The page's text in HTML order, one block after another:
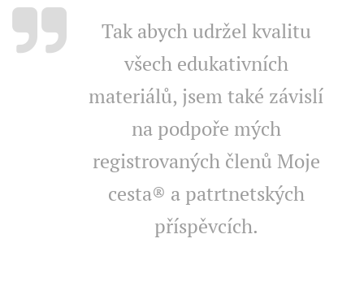
Tak abych udržel kvalitu
všech edukativních
materiálů, jsem také závislí
na podpoře mých
registrovaných členů Moje
cesta® a patrtnetských
příspěvcích.